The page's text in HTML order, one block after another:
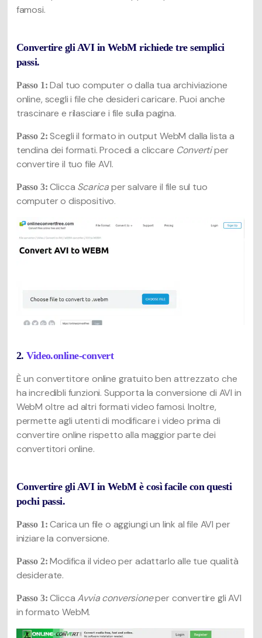
famosi.
Convertire gli AVI in WebM richiede tre semplici
passi.
Passo 1: Dal tuo computer o dalla tua archiviazione
online, scegli i file che desideri caricare. Puoi anche
trascinare e rilasciare i file sulla pagina.
Passo 2: Scegli il formato in output WebM dalla lista a
tendina dei formati. Procedi a cliccare Convertiper
convertire il tuo file AVI.
Passo 3: Clicca Scaricaper salvare il file sul tuo
computer o dispositivo.
2. Video.online-convert
È un convertitore online gratuito ben attrezzato che
ha incredibli funzioni. Supporta la conversione di AVI in
WebM oltre ad altri formati video famosi. Inoltre,
permette agli utenti di modificare i video prima di
convertire online rispetto alla maggior parte dei
convertitori online.
Convertire gli AVI in WebM è così facile con questi
pochi passi.
Passo 1: Carica un file o aggiungi un link al file AVI per
iniziare la conversione.
Passo 2: Modifica il video per adattarlo alle tue qualità
desiderate.
Passo 3: Clicca Avvia conversioneper convertire gli AVI
in formato WebM.